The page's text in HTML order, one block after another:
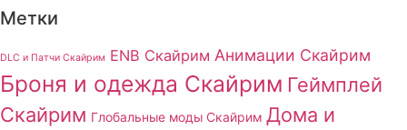
Метки
DLC и Патчи Скайрим ENB Скайрим Анимации Скайрим
Броня и одежда Скайрим Геймплей
Скайрим Глобальные моды Скайрим Дома и